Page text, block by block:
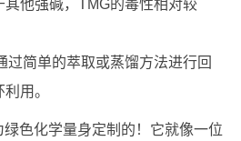
其他强碱，TMG的毒性相对较
过简单的萃取或蒸馏方法进行回
用。
色化学量身定制的！它就像一位